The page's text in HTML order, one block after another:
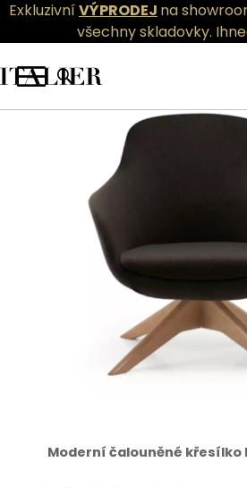
ExkluzivníVÝPRODEJ na
všechny skladovky.
Moderní čalouněné křesílko